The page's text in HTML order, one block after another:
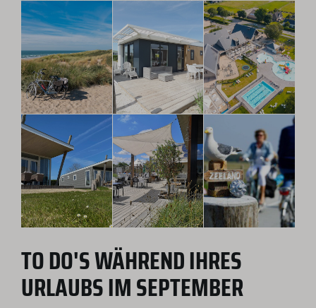
TO DO'S WÄHREND IHRES
URLAUBS IM SEPTEMBER